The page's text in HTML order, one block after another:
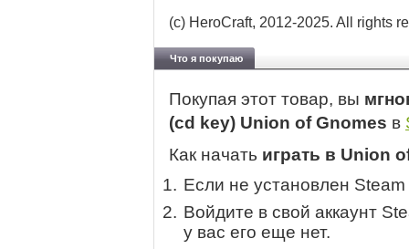
(c) HeroCraft, 2012-2025. All rights
Что я покупаю
Покупая этот товар, вы
(cd key) Union of Gnomes в
Как начать играть в Union
Если не установлен
Войдите в свой аккаунт
у вас его еще нет.